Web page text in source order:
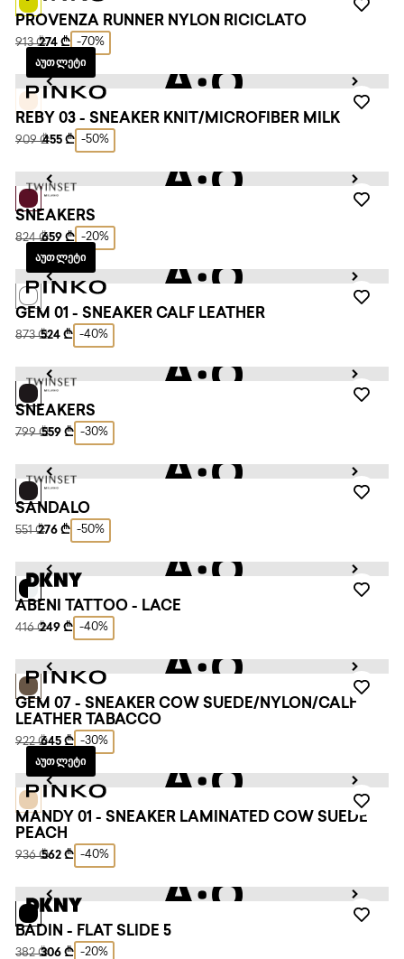
PROVENZA RUNNER NYLON RICICLATO
913 ₾274 ₾ -70%
ᲐᲣᲗᲚᲔᲢᲘ
REBY 03 - SNEAKER KNIT/MICROFIBER MILK
909 ₾455 ₾ -50%
SNEAKERS
824 ₾659 ₾ -20%
ᲐᲣᲗᲚᲔᲢᲘ
GEM 01 - SNEAKER CALF LEATHER
873 ₾524 ₾ -40%
SNEAKERS
799 ₾559 ₾ -30%
SANDALO
551 ₾276 ₾ -50%
ABENI TATTOO - LACE
416 ₾249 ₾ -40%
GEM 07 - SNEAKER COW SUEDE/NYLON/CALF
LEATHER TABACCO
922 ₾645 ₾ -30%
ᲐᲣᲗᲚᲔᲢᲘ
MANDY 01 - SNEAKER LAMINATED COW SUEDE
PEACH
936 ₾562 ₾ -40%
BADIN - FLAT SLIDE 5
382 ₾306 ₾ -20%